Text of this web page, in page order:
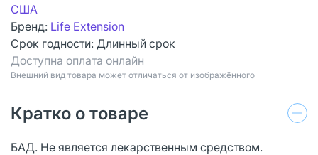
США
Бренд: Life Extension
Срок годности: Длинный срок
Доступна оплата онлайн
Bнешний вид товара может отличаться от изображённого
Кратко о товаре
БАД. Не является лекарственным средством.